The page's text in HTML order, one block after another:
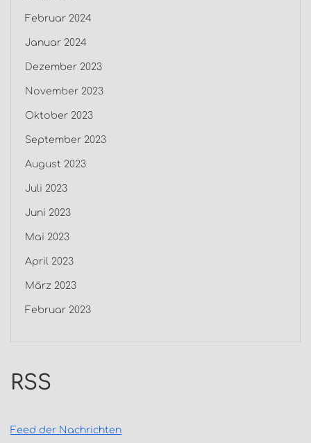
Februar 2024
Januar 2024
Dezember 2023
November 2023
Oktober 2023
September 2023
August 2023
Juli 2023
Juni 2023
Mai 2023
April 2023
März 2023
Februar 2023
RSS
Feed der Nachrichten